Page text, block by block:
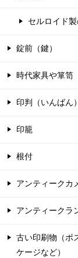
セルロイド
錠前（鍵）
時代家具や箪笥
印判（いんばん）
印籠
根付
アンティークカ
アンティークラ
古い印刷物（ポ
ケージなど）